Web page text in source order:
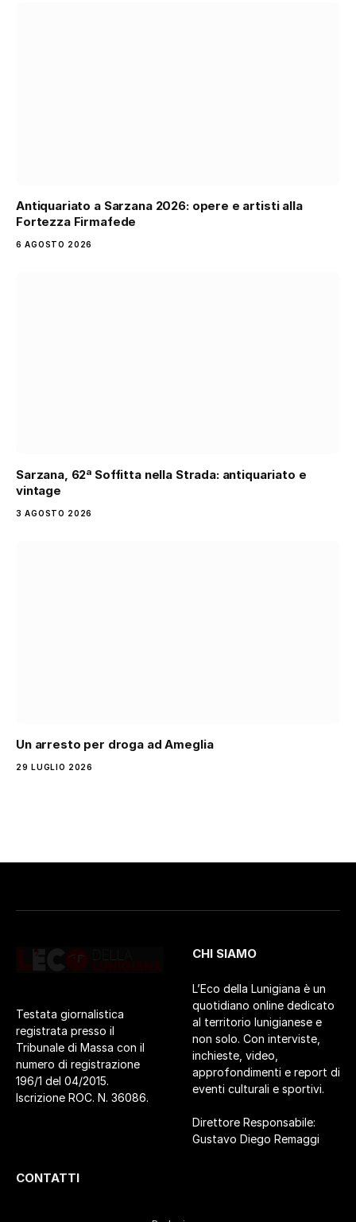
Antiquariato a Sarzana 2026: opere e artisti alla
Fortezza Firmafede
6 AGOSTO 2026
Sarzana, 62ª Soffitta nella Strada: antiquariato e
vintage
3 AGOSTO 2026
Un arresto per droga ad Ameglia
29 LUGLIO 2026
Testata giornalistica
registrata presso il
Tribunale di Massa con il
numero di registrazione
196/1 del 04/2015.
Iscrizione ROC. N. 36086.
CHI SIAMO
L’Eco della Lunigiana è un
quotidiano online dedicato
al territorio lunigianese e
non solo. Con interviste,
inchieste, video,
approfondimenti e report di
eventi culturali e sportivi.
Direttore Responsabile:
Gustavo Diego Remaggi
CONTATTI